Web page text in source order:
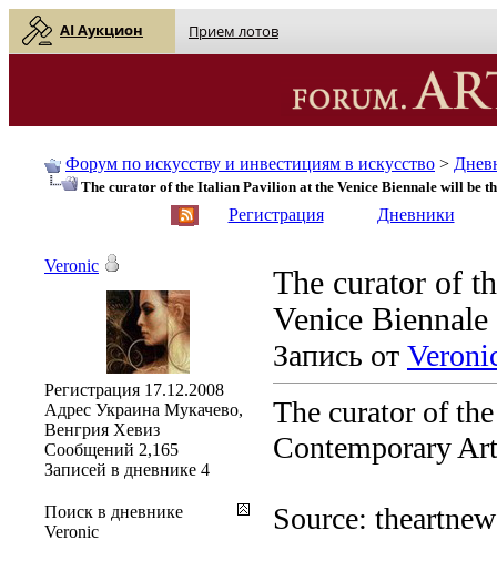
AI Аукцион Прием лотов
Форум по искусству и инвестициям в искусство >
The curator of the Italian Pavilion at the Venice Biennale will be
Регистрация Дневники
The curator of
Venice
Запись от
The curator of
Contemporary
Source:
Veronic
Регистрация 17.12.2008
Адрес Украина Мукачево,
Венгрия Хевиз
Сообщений 2,165
Записей в дневнике 4
Поиск в дневнике
Veronic